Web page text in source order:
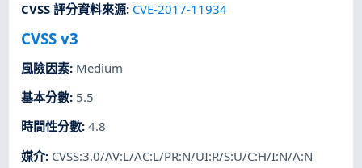
CVSS 評分資料來源: CVE-2017-11934
CVSS v3
風險因素: Medium
基本分數: 5.5
時間性分數:4.8
媒介: CVSS:3.0/AV:L/AC:L/PR:N/UI:R/S:U/C:H/I:N/A:N